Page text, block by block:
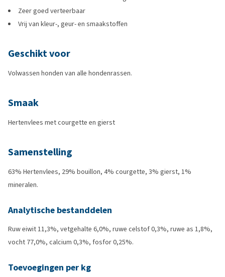
Zeer goed verteerbaar
Vrij van kleur-, geur- en smaakstoffen
Geschikt voor
Volwassen honden van alle hondenrassen.
Smaak
Hertenvlees met courgette en gierst
Samenstelling
63% Hertenvlees, 29% bouillon, 4% courgette, 3% gierst, 1%
mineralen.
Analytische bestanddelen
Ruw eiwit 11,3%, vetgehalte 6,0%, ruwe celstof 0,3%, ruwe as 1,8%,
vocht 77,0%, calcium 0,3%, fosfor 0,25%.
Toevoegingen per kg